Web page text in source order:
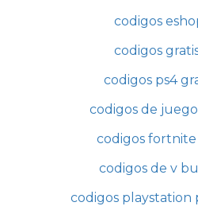
codigos
codigos
codigos ps4
codigos de
codigos fortnite
codigos de v
codigos playstation